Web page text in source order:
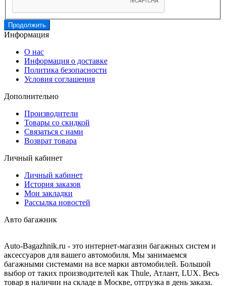
Продолжить
Информация
О нас
Информация о доставке
Политика безопасности
Условия соглашения
Дополнительно
Производители
Товары со скидкой
Связаться с нами
Возврат товара
Личный кабинет
Личный кабинет
История заказов
Мои закладки
Рассылка новостей
Авто багажник
Auto-Bagazhnik.ru - это интернет-магазин багажных систем и
аксессуаров для вашего автомобиля. Мы занимаемся
багажными системами на все марки автомобилей. Большой
выбор от таких производителей как Thule, Атлант, LUX. Весь
товар в наличии на складе в Москве, отгрузка в день заказа.